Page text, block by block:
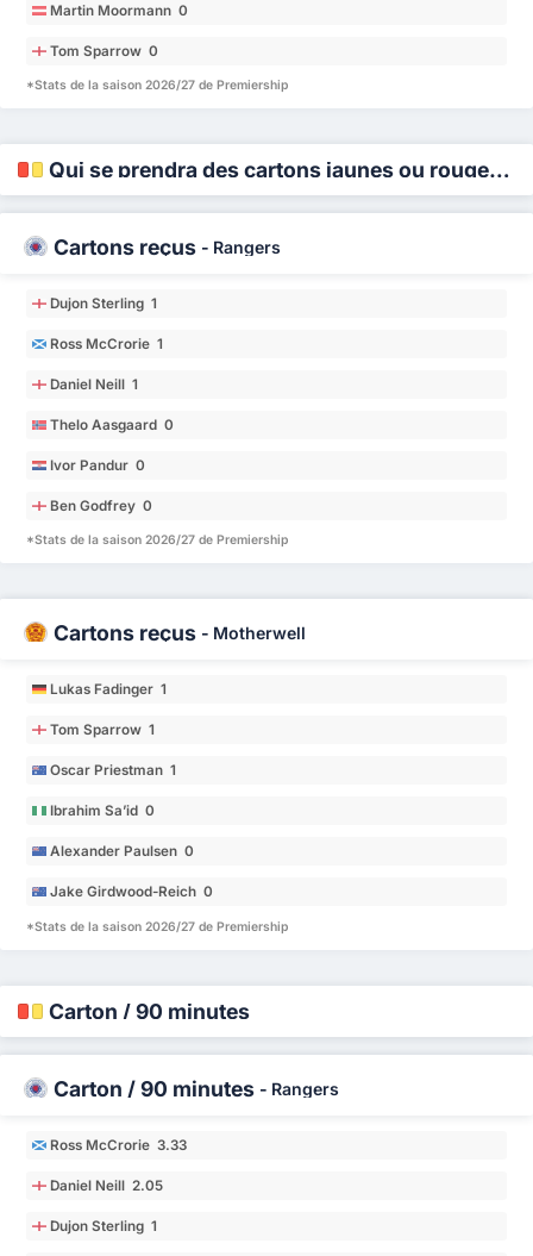
Martin Moormann 0
Tom Sparrow 0
*Stats de la saison 2026/27 de Premiership
Qui se prendra des cartons jaunes ou rouges ?
Cartons reçus - Rangers
Dujon Sterling 1
Ross McCrorie 1
Daniel Neill 1
Thelo Aasgaard 0
Ivor Pandur 0
Ben Godfrey 0
*Stats de la saison 2026/27 de Premiership
Cartons reçus - Motherwell
Lukas Fadinger 1
Tom Sparrow 1
Oscar Priestman 1
Ibrahim Sa’id 0
Alexander Paulsen 0
Jake Girdwood-Reich 0
*Stats de la saison 2026/27 de Premiership
Carton / 90 minutes
Carton / 90 minutes - Rangers
Ross McCrorie 3.33
Daniel Neill 2.05
Dujon Sterling 1